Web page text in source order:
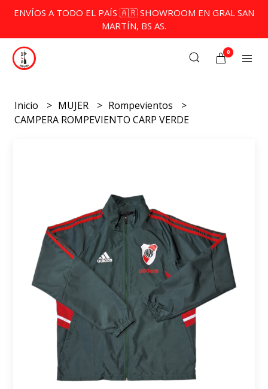
ENVÍOS A TODO EL PAÍS 🇦🇷 SHOWROOM EN GRAL SAN
MARTÍN, BS AS.
0
Inicio MUJER
Rompevientos
CAMPERA ROMPEVIENTO CARP VERDE